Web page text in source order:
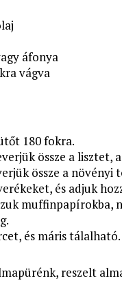
áfonya
vágva
180 fokra.
össze a lisztet,
össze a növényi
és adjuk
muffinpapírokba,
és máris tálalható.
reszelt